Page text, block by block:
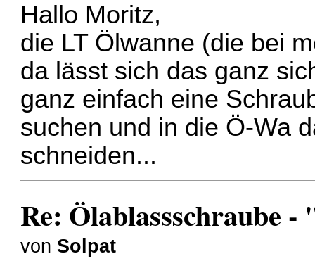
Hallo Moritz,
die LT Ölwanne (die bei
da lässt sich das ganz
ganz einfach eine
suchen und in die Ö-Wa
schneiden...
Re: Ölablassschraube
von Solpat